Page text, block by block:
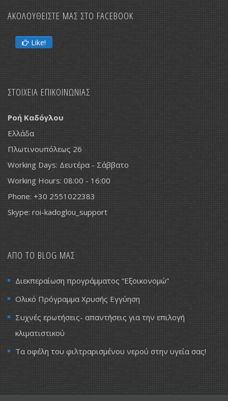
ΑΚΟΛΟΥΘΕΙΣΤΕ ΜΑΣ ΣΤΟ FACEBOOK
Like!
ΣΤΟΙΧΕΙΑ ΕΠΙΚΟΙΝΩΝΙΑΣ
Ροή Καδόγλου
Ελλάδα
Πλωτινουπόλεως 26
Working Days: Δευτέρα - Σάββατο
Working Hours: 08:00 - 16:00
Phone: +30 2551022383
Skype: roi-kadoglou_support
ΑΠΟ ΤΟ BLOG ΜΑΣ
Διεκπεραίωση προγράμματος “Εξοικονομώ”
Ολικό Πρόγραμμα Χρυσής Εγγύηση
Συχνές ερωτήσεις- απαντήσεις για την επιλογή
κλιματιστικού
Τα οφέλη του φιλτραρισμένου νερού στην υγεία σας!